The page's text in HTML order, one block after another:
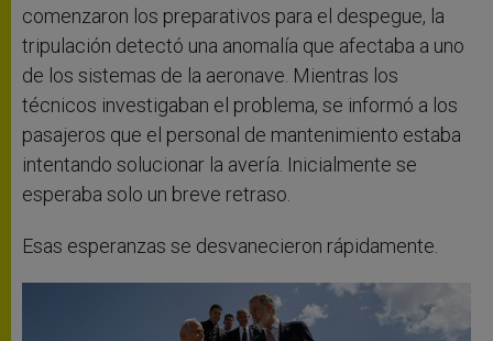
comenzaron los preparativos para el despegue, la
tripulación detectó una anomalía que afectaba a uno
de los sistemas de la aeronave. Mientras los
técnicos investigaban el problema, se informó a los
pasajeros que el personal de mantenimiento estaba
intentando solucionar la avería. Inicialmente se
esperaba solo un breve retraso.
Esas esperanzas se desvanecieron rápidamente.